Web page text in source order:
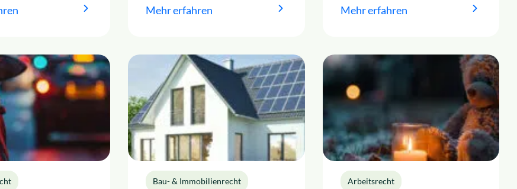
Mehr erfahren Mehr erfahren
Bau- & Immobilienrecht Arbeitsrecht